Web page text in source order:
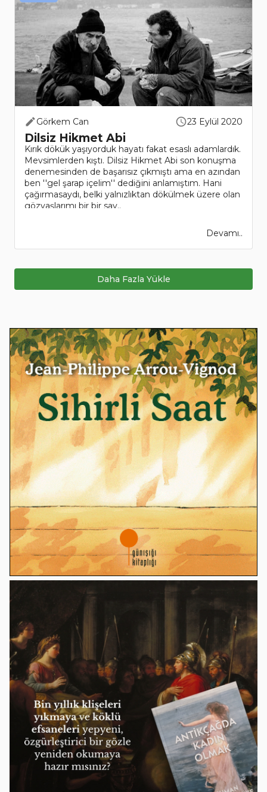
Görkem Can 23 Eylül 2020
Dilsiz Hikmet Abi
Kırık dökük yaşıyorduk hayatı fakat esaslı adamlardık.
Mevsimlerden kıştı. Dilsiz Hikmet Abi son konuşma
denemesinden de başarısız çıkmıştı ama en azından
ben ''gel şarap içelim'' dediğini anlamıştım. Hani
çağırmasaydı, belki yalnızlıktan dökülmek üzere olan
gözyaşlarımı bir bir say..
Devamı..
Daha Fazla Yükle